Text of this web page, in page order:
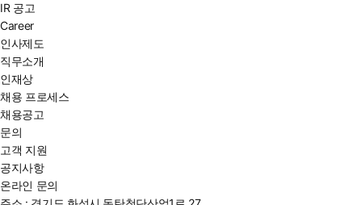
IR 공고
Career
인사제도
직무소개
인재상
채용 프로세스
채용공고
문의
고객 지원
공지사항
온라인 문의